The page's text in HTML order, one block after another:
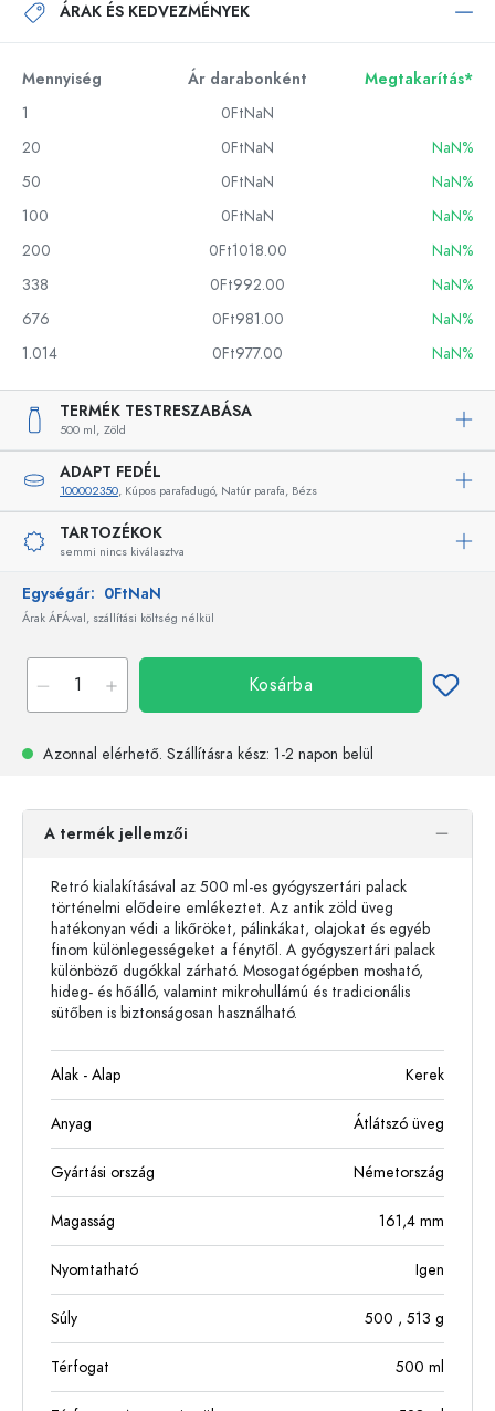
ÁRAK ÉS KEDVEZMÉNYEK
Mennyiség Ár darabonként
Megtakarítás*
1
0FtNaN
20
0FtNaN
NaN%
50
0FtNaN
NaN%
100
0FtNaN
NaN%
200
0Ft1018.00
NaN%
338
0Ft992.00
NaN%
676
0Ft981.00
NaN%
1.014
0Ft977.00 NaN%
TERMÉK TESTRESZABÁSA
500 ml, Zöld
ADAPT FEDÉL
100002350, Kúpos parafadugó, Natúr parafa, Bézs
TARTOZÉKOK
semmi nincs kiválasztva
Egységár: 0FtNaN
Árak ÁFÁ-val, szállítási költség nélkül
Kosárba
Azonnal elérhető. Szállításra kész: 1-2 napon belül
A termék jellemzői
Retró kialakításával az 500 ml-es gyógyszertári palack
történelmi elődeire emlékeztet. Az antik zöld üveg
hatékonyan védi a likőröket, pálinkákat, olajokat és egyéb
finom különlegességeket a fénytől. A gyógyszertári palack
különböző dugókkal zárható. Mosogatógépben mosható,
hideg- és hőálló, valamint mikrohullámú és tradicionális
sütőben is biztonságosan használható.
Alak - Alap Kerek
Anyag Átlátszó üveg
Gyártási ország Németország
Magasság 161,4 mm
Nyomtatható Igen
Súly 500 , 513 g
Térfogat 500 ml